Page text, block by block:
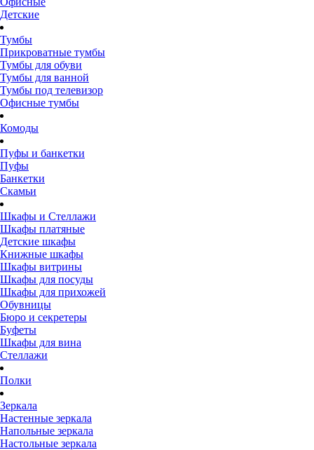
Детские
Тумбы
Прикроватные тумбы
Тумбы для обуви
Тумбы для ванной
Тумбы под телевизор
Офисные тумбы
Комоды
Пуфы и банкетки
Пуфы
Банкетки
Скамьи
Шкафы и Стеллажи
Шкафы платяные
Детские шкафы
Книжные шкафы
Шкафы витрины
Шкафы для посуды
Шкафы для прихожей
Обувницы
Бюро и секретеры
Буфеты
Шкафы для вина
Стеллажи
Полки
Зеркала
Настенные зеркала
Напольные зеркала
Настольные зеркала